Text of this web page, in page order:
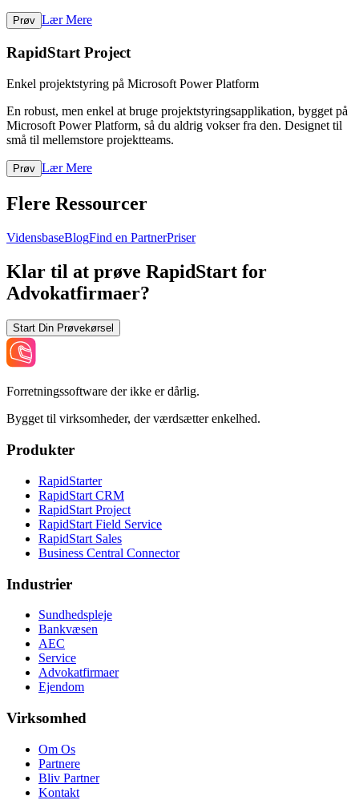
Prøv Lær Mere
RapidStart Project
Enkel projektstyring på Microsoft Power Platform
En robust, men enkel at bruge projektstyringsapplikation, bygget på
Microsoft Power Platform, så du aldrig vokser fra den. Designet til
små til mellemstore projektteams.
Prøv Lær Mere
Flere Ressourcer
VidensbaseBlogFind en PartnerPriser
Klar til at prøve RapidStart for
Advokatfirmaer?
Start Din Prøvekørsel
Forretningssoftware der ikke er dårlig.
Bygget til virksomheder, der værdsætter enkelhed.
Produkter
RapidStarter
RapidStart CRM
RapidStart Project
RapidStart Field Service
RapidStart Sales
Business Central Connector
Industrier
Sundhedspleje
Bankvæsen
AEC
Service
Advokatfirmaer
Ejendom
Virksomhed
Om Os
Partnere
Bliv Partner
Kontakt